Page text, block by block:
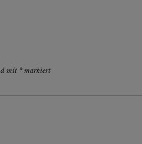
mit * markiert